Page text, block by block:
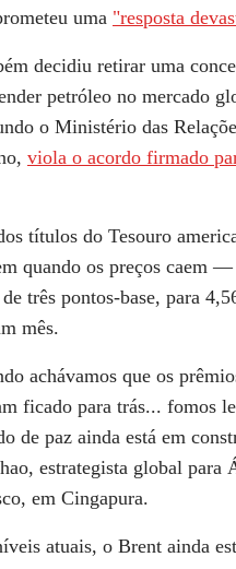
uma "resposta
decidiu retirar uma
petróleo no mercado
o Ministério das
viola o acordo firmado
títulos do Tesouro
quando os preços caem —
três pontos-base, para
mês.
achávamos que os
ficado para trás... fomos
de paz ainda está em
estrategista global para
em Cingapura.
atuais, o Brent ainda